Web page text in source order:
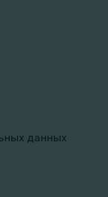
данных